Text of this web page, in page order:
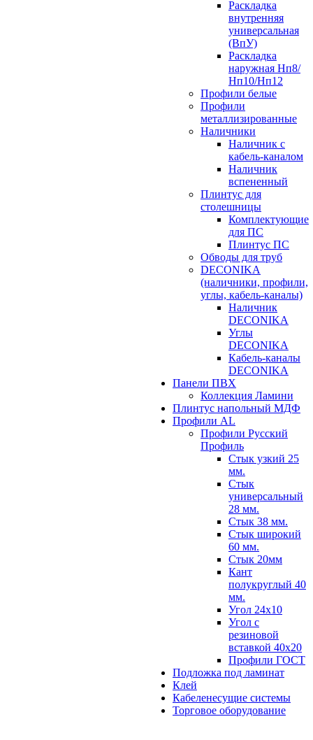
Раскладка
внутренняя
универсальная
(ВпУ)
Раскладка
наружная Нп8/
Нп10/Нп12
Профили белые
Профили
металлизированные
Наличники
Наличник с
кабель-каналом
Наличник
вспененный
Плинтус для
столешницы
Комплектующие
для ПС
Плинтус ПС
Обводы для труб
DECONIKA
(наличники, профили,
углы, кабель-каналы)
Наличник
DECONIKA
Углы
DECONIKA
Кабель-каналы
DECONIKA
Панели ПВХ
Коллекция Ламини
Плинтус напольный МДФ
Профили AL
Профили Русский
Профиль
Стык узкий 25
мм.
Стык
универсальный
28 мм.
Стык 38 мм.
Стык широкий
60 мм.
Стык 20мм
Кант
полукруглый 40
мм.
Угол 24х10
Угол с
резиновой
вставкой 40х20
Профили ГОСТ
Подложка под ламинат
Клей
Кабеленесущие системы
Торговое оборудование